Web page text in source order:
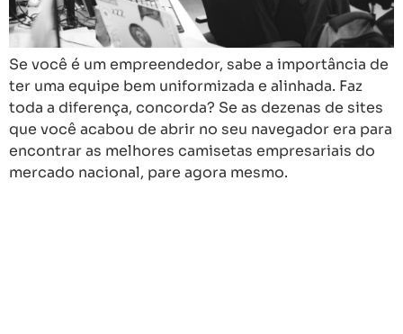
Se você é um empreendedor, sabe a importância de
ter uma equipe bem uniformizada e alinhada. Faz
toda a diferença, concorda? Se as dezenas de sites
que você acabou de abrir no seu navegador era para
encontrar as melhores camisetas empresariais do
mercado nacional, pare agora mesmo.